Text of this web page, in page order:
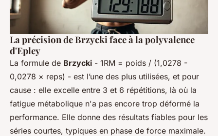
La précision de Brzycki face à la polyvalence
d'Epley
La formule de Brzycki - 1RM = poids / (1,0278 -
0,0278 × reps) - est l’une des plus utilisées, et pour
cause : elle excelle entre 3 et 6 répétitions, là où la
fatigue métabolique n'a pas encore trop déformé la
performance. Elle donne des résultats fiables pour les
séries courtes, typiques en phase de force maximale.